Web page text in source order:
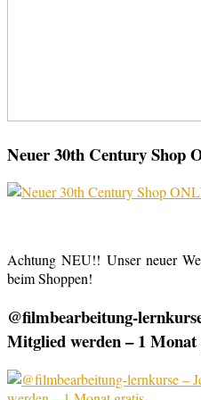
Neuer 30th Century Shop
Achtung NEU!! Unser neuer
beim Shoppen!
@filmbearbeitung-
Mitglied werden – 1